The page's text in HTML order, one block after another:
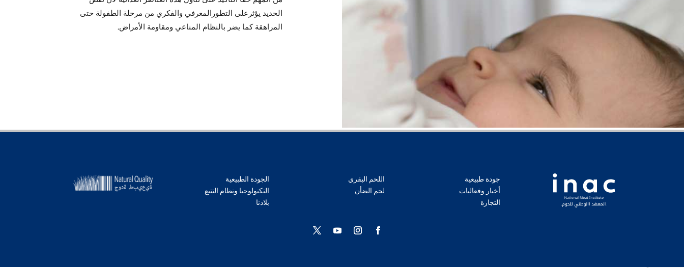
الحديد يؤثرعلى التطورالمعرفي والفكري من مرحلة الطفولة حتى
المراهقة كما يضر بالنظام المناعي ومقاومة الأمراض.
الجودة الطبيعية
التكنولوجيا ونظام التتبع
بلادنا
اللحم البقري
لحم الضأن
جودة طبيعية
أخبار وفعاليات
التجارة